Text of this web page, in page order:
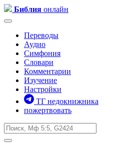
Библия онлайн
Переводы
Аудио
Симфония
Словари
Комментарии
Изучение
Настройки
ТГ недокнижника
пожертвовать